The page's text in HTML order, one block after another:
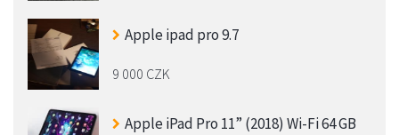
Apple ipad pro 9.7
9 000 CZK
Apple iPad Pro 11” (2018) Wi-Fi 64 GB